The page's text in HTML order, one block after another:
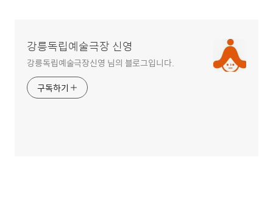
강릉독립예술극장 신영
강릉독립예술극장신영 님의 블로그입니다.
구독하기